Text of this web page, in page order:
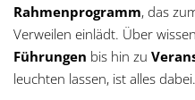
Rahmenprogramm, das
Verweilen einlädt. Über
Führungen bis hin zu
leuchten lassen, ist alles dabei.